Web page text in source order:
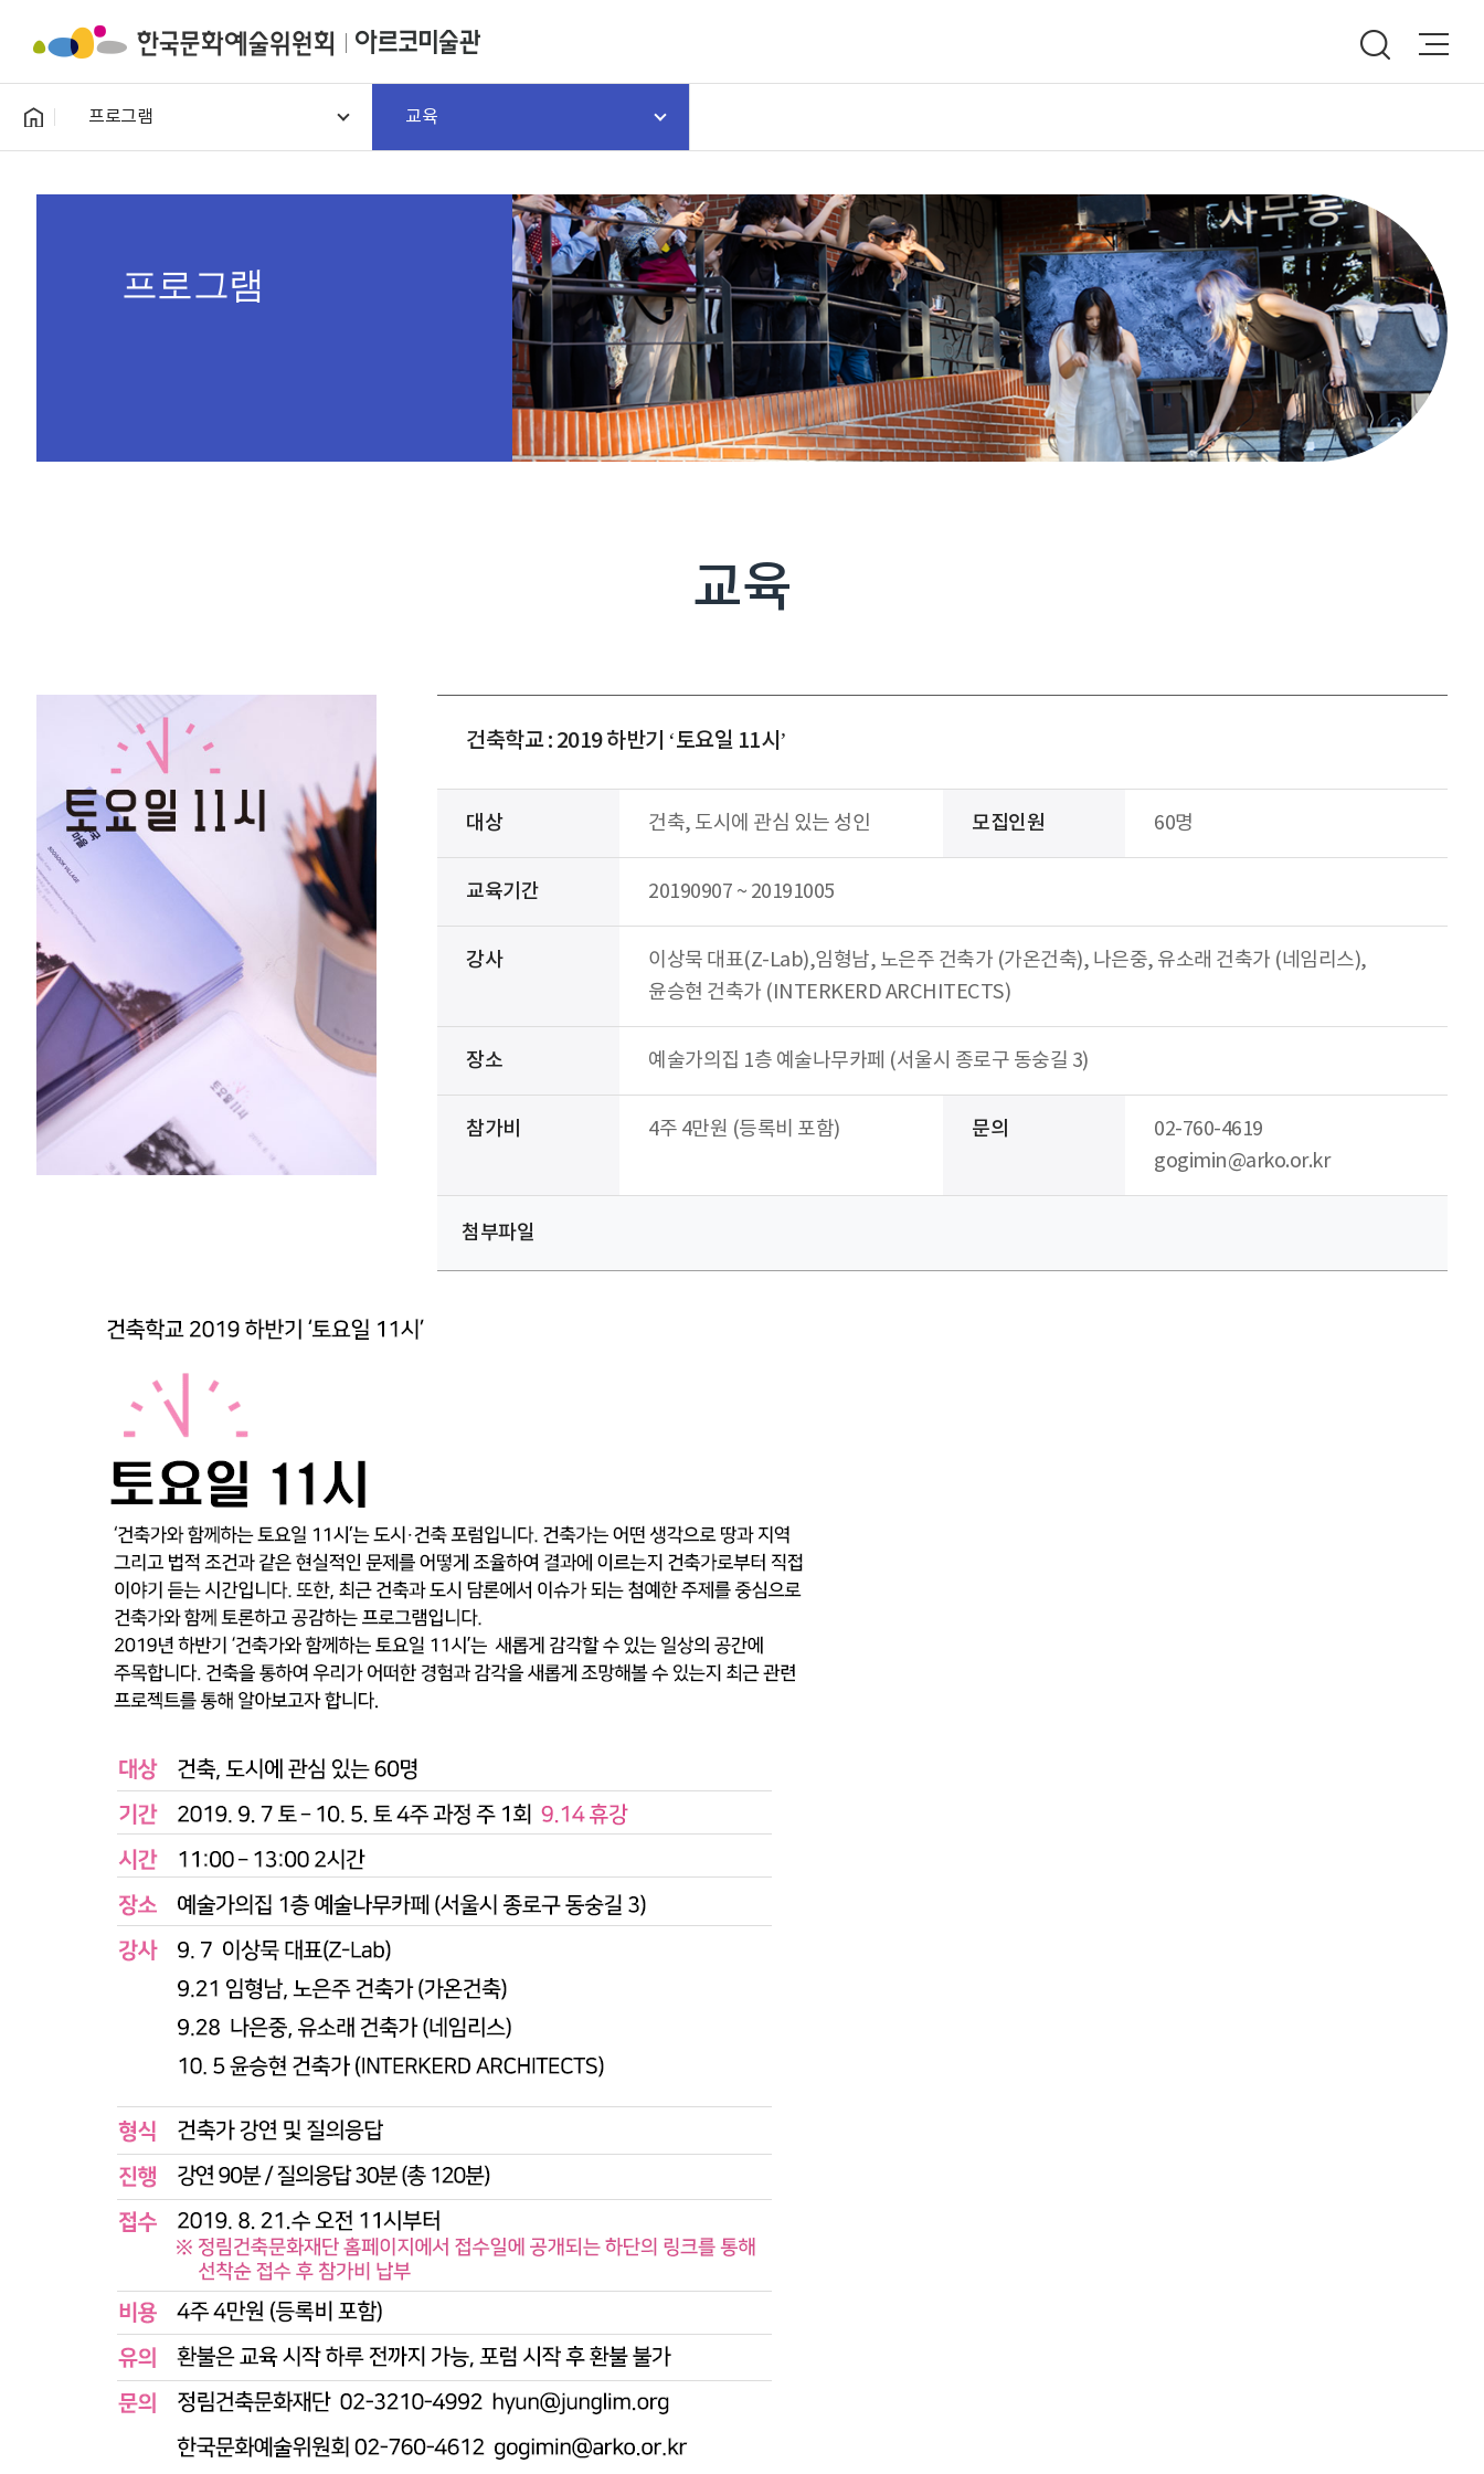
프로그램 교육
프로그램
교육
건축학교 : 2019 하반기 ‘토요일 11시’
대상 건축, 도시에 관심 있는 성인 모집인원 60명
교육기간 20190907 ~ 20191005
강사
이상묵 대표(Z-Lab),임형남, 노은주 건축가 (가온건축), 나은중, 유소래 건축가 (네임리스),
윤승현 건축가 (INTERKERD ARCHITECTS)
장소 예술가의집 1층 예술나무카페 (서울시 종로구 동숭길 3)
참가비 4주 4만원 (등록비 포함) 문의
02-760-4619
gogimin@arko.or.kr
첨부파일